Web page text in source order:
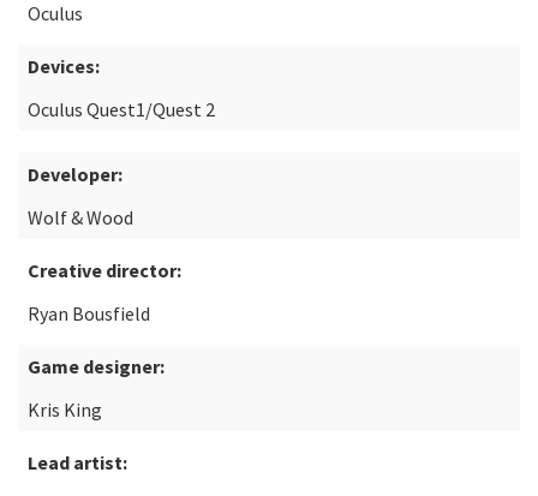
Oculus
Devices:
Oculus Quest1/Quest 2
Developer:
Wolf & Wood
Creative director:
Ryan Bousfield
Game designer:
Kris King
Lead artist: